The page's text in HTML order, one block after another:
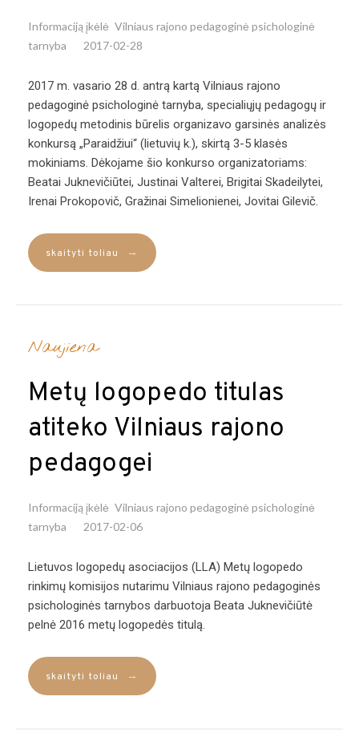
Informaciją įkėlė Vilniaus rajono pedagoginė psichologinė
tarnyba
2017-02-28
2017 m. vasario 28 d. antrą kartą Vilniaus rajono
pedagoginė psichologinė tarnyba, specialiųjų pedagogų ir
logopedų metodinis būrelis organizavo garsinės analizės
konkursą „Paraidžiui“ (lietuvių k.), skirtą 3-5 klasės
mokiniams. Dėkojame šio konkurso organizatoriams:
Beatai Juknevičiūtei, Justinai Valterei, Brigitai Skadeilytei,
Irenai Prokopovič, Gražinai Simelionienei, Jovitai Gilevič.
skaityti toliau →
Naujiena
Metų logopedo titulas
atiteko Vilniaus rajono
pedagogei
Informaciją įkėlė Vilniaus rajono pedagoginė psichologinė
tarnyba
2017-02-06
Lietuvos logopedų asociacijos (LLA) Metų logopedo
rinkimų komisijos nutarimu Vilniaus rajono pedagoginės
psichologinės tarnybos darbuotoja Beata Juknevičiūtė
pelnė 2016 metų logopedės titulą.
skaityti toliau →